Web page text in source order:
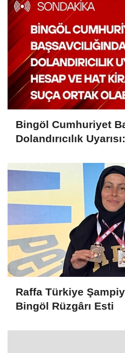
Bingöl Cumhuriyet
Dolandırıcılık
Raffa Türkiye
Bingöl Rüzgârı Esti